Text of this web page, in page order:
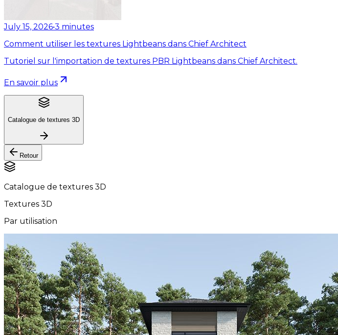
July 15, 2026•3 minutes
Comment utiliser les textures Lightbeans dans Chief Architect
Tutoriel sur l'importation de textures PBR Lightbeans dans Chief Architect.
En savoir plus
Catalogue de textures 3D
Retour
Catalogue de textures 3D
Textures 3D
Par utilisation